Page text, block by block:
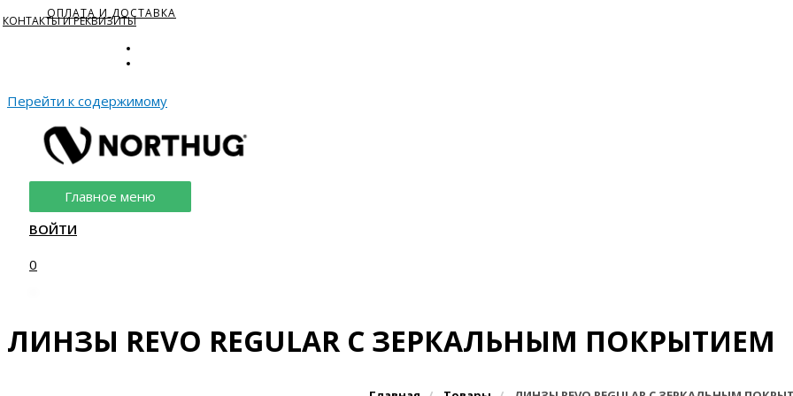
ОПЛАТА И ДОСТАВКА
КОНТАКТЫ И РЕКВИЗИТЫ
Перейти к содержимому
Главное меню
ВОЙТИ
0
ЛИНЗЫ REVO REGULAR С ЗЕРКАЛЬНЫМ ПОКРЫТИЕМ